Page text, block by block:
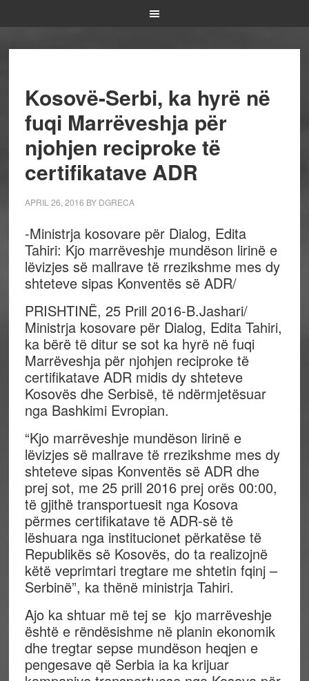
Kosovë-Serbi, ka hyrë në
fuqi Marrëveshja për
njohjen reciproke të
certifikatave ADR
APRIL 26, 2016 BY DGRECA
-Ministrja kosovare për Dialog, Edita
Tahiri: Kjo marrëveshje mundëson lirinë e
lëvizjes së mallrave të rrezikshme mes dy
shteteve sipas Konventës së ADR/
PRISHTINË, 25 Prill 2016-B.Jashari/
Ministrja kosovare për Dialog, Edita Tahiri,
ka bërë të ditur se sot ka hyrë në fuqi
Marrëveshja për njohjen reciproke të
certifikatave ADR midis dy shteteve
Kosovës dhe Serbisë, të ndërmjetësuar
nga Bashkimi Evropian.
“Kjo marrëveshje mundëson lirinë e
lëvizjes së mallrave të rrezikshme mes dy
shteteve sipas Konventës së ADR dhe
prej sot, me 25 prill 2016 prej orës 00:00,
të gjithë transportuesit nga Kosova
përmes certifikatave të ADR-së të
lëshuara nga institucionet përkatëse të
Republikës së Kosovës, do ta realizojnë
këtë veprimtari tregtare me shtetin fqinj –
Serbinë”, ka thënë ministrja Tahiri.
Ajo ka shtuar më tej se kjo marrëveshje
është e rëndësishme në planin ekonomik
dhe tregtar sepse mundëson heqjen e
pengesave që Serbia ia ka krijuar